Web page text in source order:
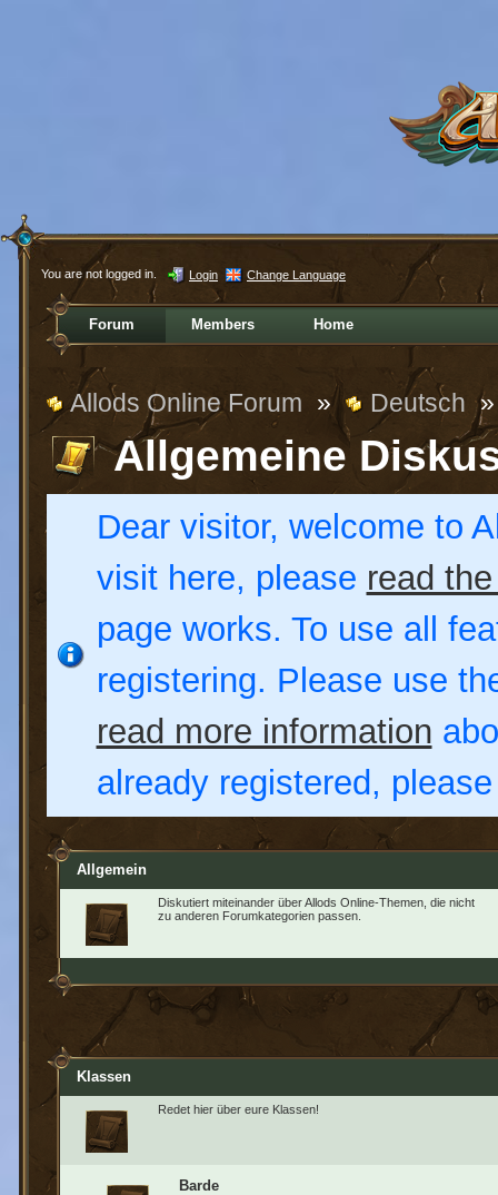
You are not logged in. Login Change Language
Forum Members Home
Allods Online Forum » Deutsch »
Allgemeine
Dear visitor, welcome to
visit here, please read
page works. To use all
registering. Please use
read more information
already registered,
Allgemein
Diskutiert miteinander über Allods Online-Themen, die nicht
zu anderen Forumkategorien passen.
Klassen
Redet hier über eure Klassen!
Barde